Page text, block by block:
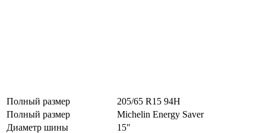
Полный размер
205/65 R15 94H
Полный размер
Michelin Energy Saver
Диаметр шины
15"